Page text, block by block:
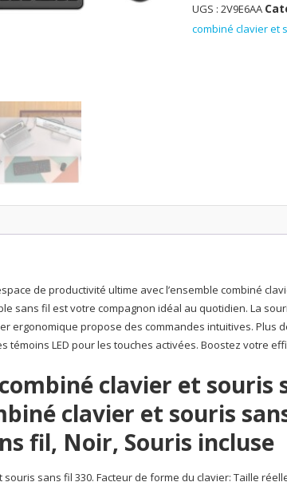
combiné
clavier
UGS :2V9E6AA
combiné clavier et
de productivité ultime avec l’ensemble combiné
sans fil est votre compagnon idéal au quotidien. La
ergonomique propose des commandes intuitives. Plus
témoins LED pour les touches activées. Boostez votre
clavier et souris
clavier et souris
fil, Noir, Souris incluse
sans fil 330. Facteur de forme du clavier: Taille